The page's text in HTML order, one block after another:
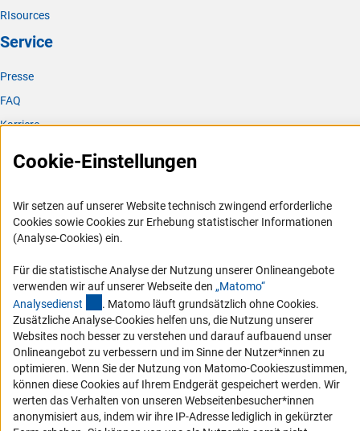
RIsources
Service
Presse
FAQ
Karriere
Vergabeverfahren
Barrierefreiheit
Service und Informationen für Menschen mit Behinderungen
Erklärung zur Barrierefreiheit
Barriere melden
DFG-aktuell
Erhalten Sie Neuigkeiten aus der DFG direkt in Ihr Mailpostfach oder
schauen Sie sich die Ausgaben online an.
Cookie-Einstellungen
Wir setzen auf unserer Website technisch zwingend erforderliche
Cookies sowie Cookies zur Erhebung statistischer Informationen
(Analyse-Cookies) ein.
Für die statistische Analyse der Nutzung unserer Onlineangebote
verwenden wir auf unserer Webseite den „Matomo“
Analysedienst (externer Link)
. Matomo läuft grundsätzlich ohne Cookies.
Zusätzliche Analyse-Cookies helfen uns, die Nutzung unserer
Websites noch besser zu verstehen und darauf aufbauend unser
Onlineangebot zu verbessern und im Sinne der Nutzer*innen zu
optimieren. Wenn Sie der Nutzung von Matomo-Cookieszustimmen,
können diese Cookies auf Ihrem Endgerät gespeichert werden. Wir
werten das Verhalten von unseren Webseitenbesucher*innen
anonymisiert aus, indem wir ihre IP-Adresse lediglich in gekürzter